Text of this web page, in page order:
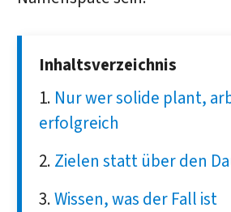
Inhaltsverzeichnis
Nur wer solide plant,
erfolgreich
Zielen statt über den
Wissen, was der Fall ist